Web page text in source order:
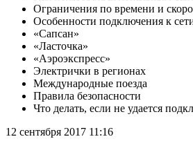
Ограничения по времени и
Особенности подключения к
«Сапсан»
«Ласточка»
«Аэроэкспресс»
Электрички в регионах
Международные поезда
Правила безопасности
Что делать, если не удается
12 сентября 2017 11:16